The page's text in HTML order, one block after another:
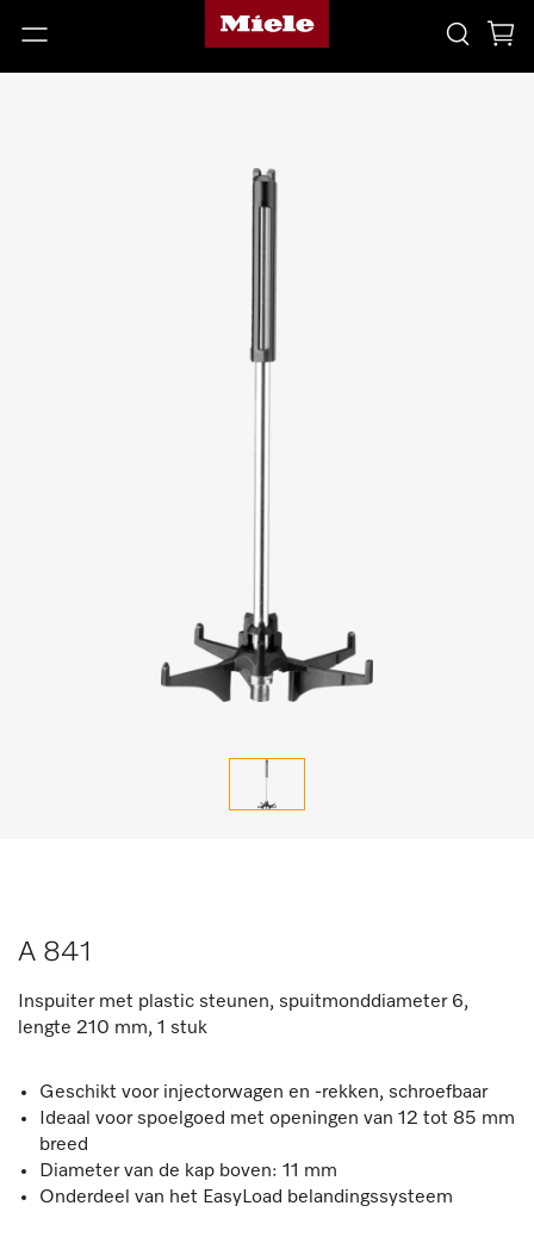
A 841
Inspuiter met plastic steunen, spuitmonddiameter 6,
lengte 210 mm, 1 stuk
Geschikt voor injectorwagen en -rekken, schroefbaar
Ideaal voor spoelgoed met openingen van 12 tot 85 mm
breed
Diameter van de kap boven: 11 mm
Onderdeel van het EasyLoad belandingssysteem